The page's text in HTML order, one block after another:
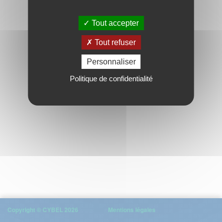
Copyright © CYBEL 2026 Mentions légales
Tout accepter
Tout refuser
Personnaliser
Politique de confidentialité